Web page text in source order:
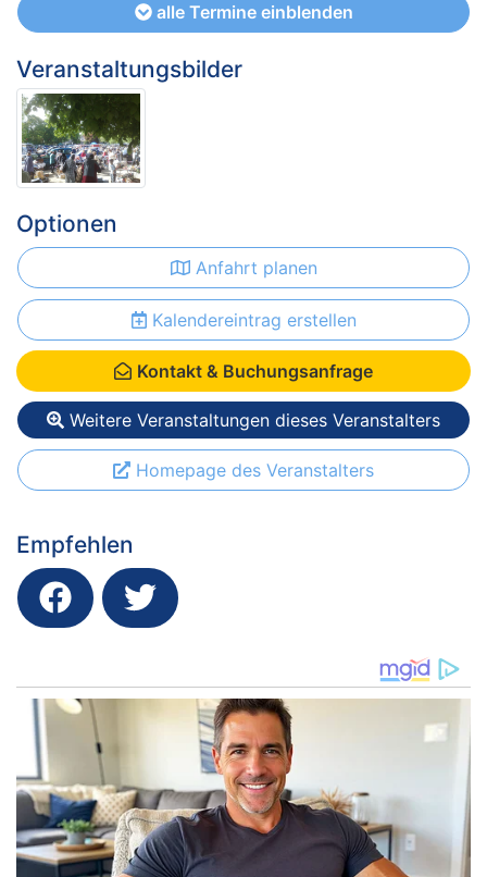
alle Termine einblenden
Veranstaltungsbilder
Optionen
Anfahrt planen
Kalendereintrag erstellen
Kontakt & Buchungsanfrage
Weitere Veranstaltungen dieses Veranstalters
Homepage des Veranstalters
Empfehlen